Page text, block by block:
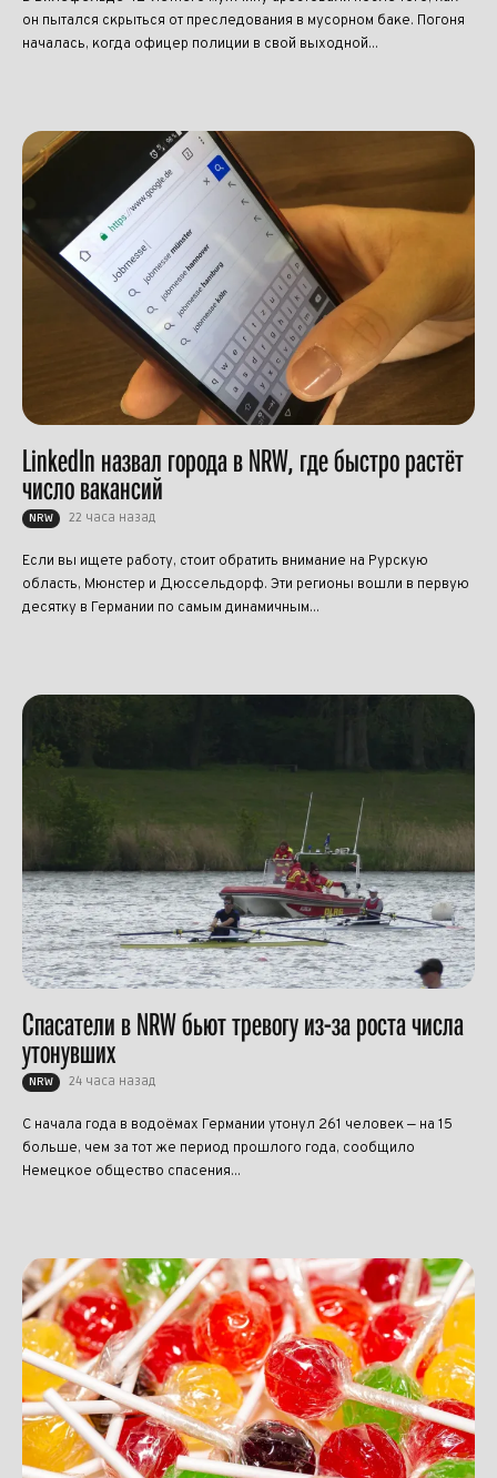
он пытался скрыться от преследования в мусорном баке. Погоня
началась, когда офицер полиции в свой выходной...
LinkedIn назвал города в NRW, где быстро растёт
число вакансий
NRW 22 часа назад
Если вы ищете работу, стоит обратить внимание на Рурскую
область, Мюнстер и Дюссельдорф. Эти регионы вошли в первую
десятку в Германии по самым динамичным...
Спасатели в NRW бьют тревогу из-за роста числа
утонувших
NRW 24 часа назад
С начала года в водоёмах Германии утонул 261 человек — на 15
больше, чем за тот же период прошлого года, сообщило
Немецкое общество спасения...